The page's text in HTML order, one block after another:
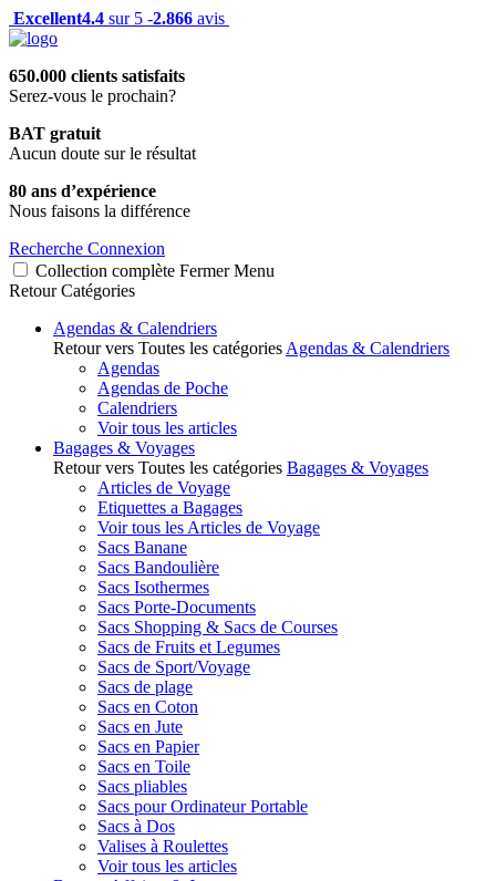
Excellent4.4 sur 5 -2.866 avis
650.000 clients satisfaits
Serez-vous le prochain?
BAT gratuit
Aucun doute sur le résultat
80 ans d’expérience
Nous faisons la différence
Recherche Connexion
Collection complète Fermer Menu
Retour Catégories
Agendas & Calendriers
Retour vers Toutes les catégories Agendas & Calendriers
Agendas
Agendas de Poche
Calendriers
Voir tous les articles
Bagages & Voyages
Retour vers Toutes les catégories Bagages & Voyages
Articles de Voyage
Etiquettes a Bagages
Voir tous les Articles de Voyage
Sacs Banane
Sacs Bandoulière
Sacs Isothermes
Sacs Porte-Documents
Sacs Shopping & Sacs de Courses
Sacs de Fruits et Legumes
Sacs de Sport/Voyage
Sacs de plage
Sacs en Coton
Sacs en Jute
Sacs en Papier
Sacs en Toile
Sacs pliables
Sacs pour Ordinateur Portable
Sacs à Dos
Valises à Roulettes
Voir tous les articles